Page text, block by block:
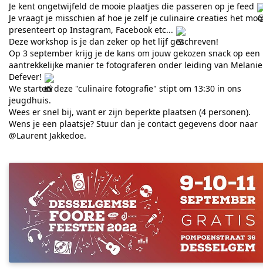
Je kent ongetwijfeld de mooie plaatjes die passeren op je feed
Je vraagt je misschien af hoe je zelf je culinaire creaties het
presenteert op Instagram, Facebook etc...
Deze workshop is je dan zeker op het lijf geschreven!
Op 3 september krijg je de kans om jouw gekozen snack op een
aantrekkelijke manier te fotograferen onder leiding van Melanie
Defever!
We starten deze "culinaire fotografie" stipt om 13:30 in ons
jeugdhuis.
Wees er snel bij, want er zijn beperkte plaatsen (4 personen).
Wens je een plaatsje? Stuur dan je contact gegevens door naar
@Laurent Jakkedoe.